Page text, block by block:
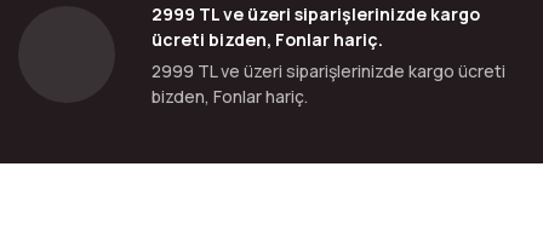
2999 TL ve üzeri siparişlerinizde kargo
ücreti bizden, Fonlar hariç.
2999 TL ve üzeri siparişlerinizde kargo ücreti
bizden, Fonlar hariç.